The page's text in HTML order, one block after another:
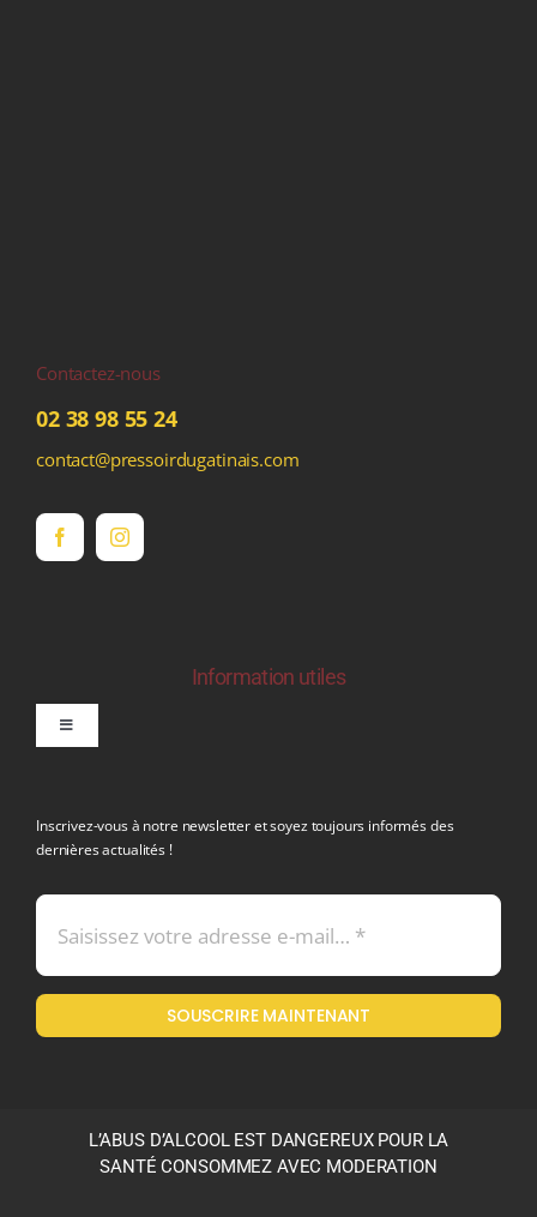
Contactez-nous
02 38 98 55 24
contact@pressoirdugatinais.com
Information utiles
Toggle
Mentions légales
Politique en matière de remboursements et de retours
Inscrivez-vous à notre newsletter et soyez toujours informés des
dernières actualités !
SOUSCRIRE MAINTENANT
L’ABUS D’ALCOOL EST DANGEREUX POUR LA
SANTÉ CONSOMMEZ AVEC MODERATION